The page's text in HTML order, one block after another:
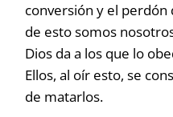
conversión y el perdón
de esto somos
Dios da a los que lo
Ellos, al oír esto, se
de matarlos.